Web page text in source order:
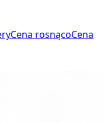
Cena rosnącoCena